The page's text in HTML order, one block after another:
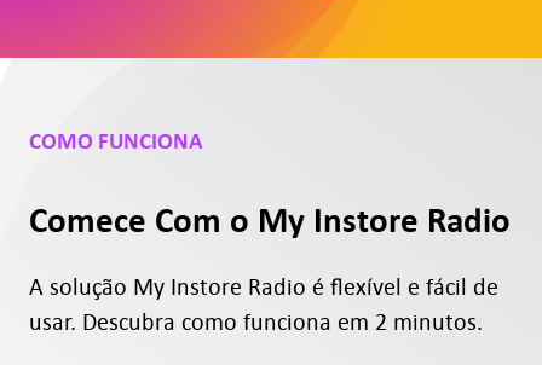
Mensagens
COMO FUNCIONA
Comece Com o My Instore Radio
A solução My Instore Radio é flexível e fácil de
usar. Descubra como funciona em 2 minutos.